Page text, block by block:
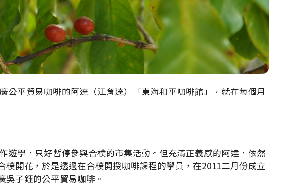
公平貿易咖啡的阿達（江育達）「東海和平咖啡館」，就在每個月
遊學，只好暫停參與合樸的市集活動。但充滿正義感的阿達，依然
樸開花，於是透過在合樸開授咖啡課程的學員，在2011二月份成立
吳子鈺的公平貿易咖啡。